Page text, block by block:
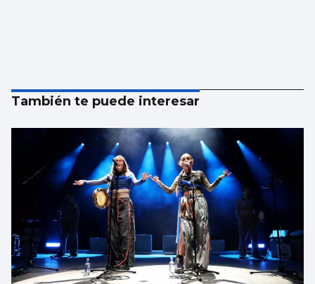
También te puede interesar